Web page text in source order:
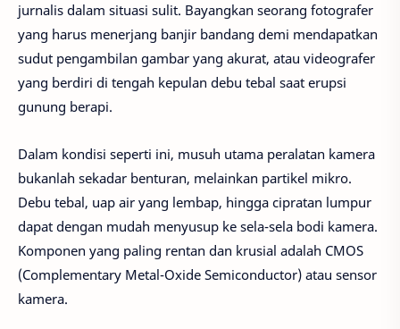
jurnalis dalam situasi sulit. Bayangkan seorang fotografer
yang harus menerjang banjir bandang demi mendapatkan
sudut pengambilan gambar yang akurat, atau videografer
yang berdiri di tengah kepulan debu tebal saat erupsi
gunung berapi.
Dalam kondisi seperti ini, musuh utama peralatan kamera
bukanlah sekadar benturan, melainkan partikel mikro.
Debu tebal, uap air yang lembap, hingga cipratan lumpur
dapat dengan mudah menyusup ke sela-sela bodi kamera.
Komponen yang paling rentan dan krusial adalah CMOS
(Complementary Metal-Oxide Semiconductor) atau sensor
kamera.